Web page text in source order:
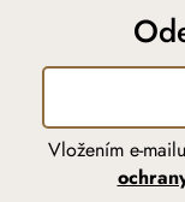
Vložením e-